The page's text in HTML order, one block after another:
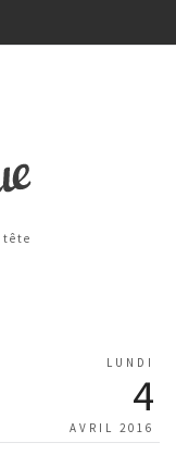
tête
LUNDI
4
AVRIL 2016